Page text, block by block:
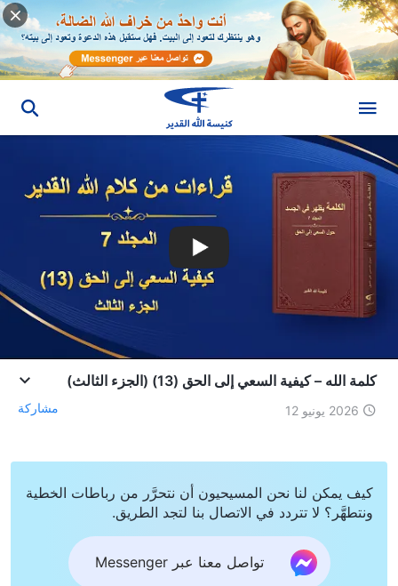
كلمة الله – كيفية السعي إلى الحق (13) (الجزء الثالث)
2026 يونيو 12 مشاركة
كيف يمكن لنا نحن المسيحيون أن نتحرَّر من رباطات الخطية
ونتطهَّر؟ لا تتردد في الاتصال بنا لتجد الطريق.
تواصل معنا عبر Messenger